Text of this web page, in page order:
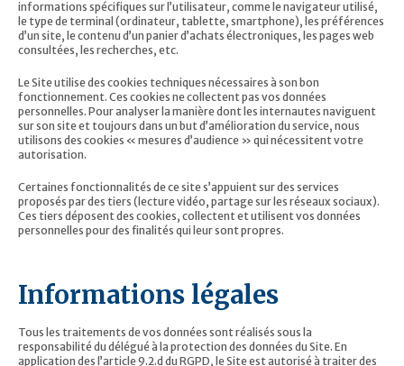
informations spécifiques sur l’utilisateur, comme le navigateur utilisé,
le type de terminal (ordinateur, tablette, smartphone), les préférences
d’un site, le contenu d’un panier d’achats électroniques, les pages web
consultées, les recherches, etc.
Le Site utilise des cookies techniques nécessaires à son bon
fonctionnement. Ces cookies ne collectent pas vos données
personnelles. Pour analyser la manière dont les internautes naviguent
sur son site et toujours dans un but d’amélioration du service, nous
utilisons des cookies « mesures d’audience » qui nécessitent votre
autorisation.
Certaines fonctionnalités de ce site s’appuient sur des services
proposés par des tiers (lecture vidéo, partage sur les réseaux sociaux).
Ces tiers déposent des cookies, collectent et utilisent vos données
personnelles pour des finalités qui leur sont propres.
Informations légales
Tous les traitements de vos données sont réalisés sous la
responsabilité du délégué à la protection des données du Site. En
application des l’article 9.2.d du RGPD, le Site est autorisé à traiter des